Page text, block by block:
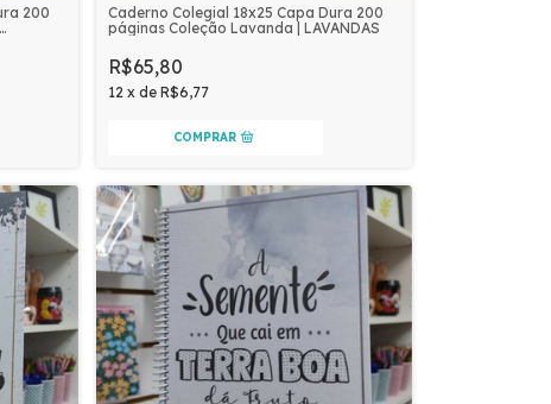
200
Caderno Colegial 18x25 Capa Dura 200
páginas Coleção Lavanda | LAVANDAS
R$65,80
12 x de R$6,77